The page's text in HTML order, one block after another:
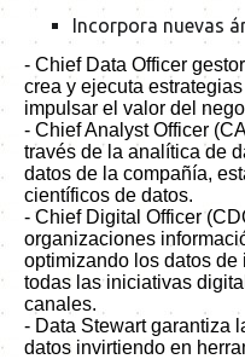
Incorpora nuevas
- Chief Data Officer
crea y ejecuta
impulsar el valor del
- Chief Analyst Officer
través de la analítica de
datos de la compañía,
científicos de datos.
- Chief Digital Officer
organizaciones
optimizando los datos
todas las iniciativas
canales.
- Data Stewart garantiza
datos invirtiendo en